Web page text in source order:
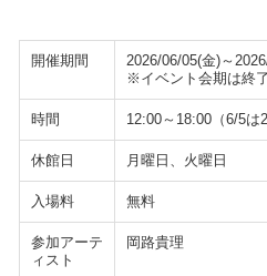
開催期間
2026/06/05(金)～
※イベント会期は終
時間 12:00～18:00（6/5は
休館日 月曜日、火曜日
入場料 無料
参加アーテ
ィスト
岡路貴理